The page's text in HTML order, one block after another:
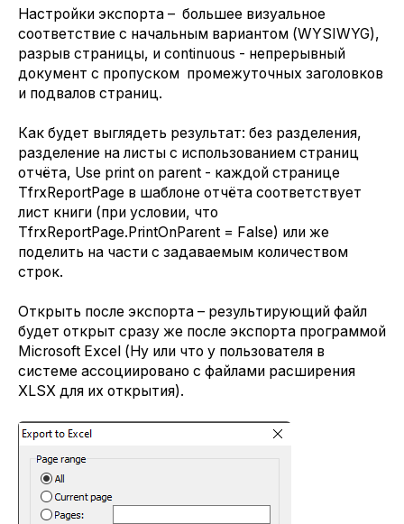
Настройки экспорта – большее визуальное
соответствие с начальным вариантом (WYSIWYG),
разрыв страницы, и continuous - непрерывный
документ с пропуском промежуточных заголовков
и подвалов страниц.
Как будет выглядеть результат: без разделения,
разделение на листы с использованием страниц
отчёта, Use print on parent - каждой странице
TfrxReportPage в шаблоне отчёта соответствует
лист книги (при условии, что
TfrxReportPage.PrintOnParent = False) или же
поделить на части с задаваемым количеством
строк.
Открыть после экспорта – результирующий файл
будет открыт сразу же после экспорта программой
Microsoft Excel (Ну или что у пользователя в
системе ассоциировано с файлами расширения
XLSX для их открытия).